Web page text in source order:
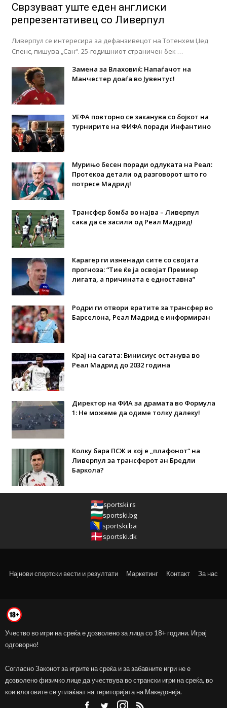
Сврзуваат уште еден англиски
репрезентативец со Ливерпул
Ливерпул се интересира за дефанзивецот на Тотенхем Џед
Спенс, пишува „Сан“. 25-годишниот страничен бек …
Замена за Влаховиќ: Напаѓачот на
Манчестер доаѓа во Јувентус!
УЕФА повторно се заканува со бојкот на
турнирите на ФИФА поради Инфантино
Мурињо бесен поради одлуката на Реал:
Протекоа детали од разговорот што го
потресе Мадрид!
Трансфер бомба во најва – Ливерпул
сака да се засили од Реал Мадрид!
Карагер ги изненади сите со својата
прогноза: “Тие ќе ја освојат Премиер
лигата, а причината е едноставна”
Родри ги отвори вратите за трансфер во
Барселона, Реал Мадрид е информиран
Крај на сагата: Винисиус останува во
Реал Мадрид до 2032 година
Директор на ФИА за драмата во Формула
1: Не можеме да одиме толку далеку!
Колку бара ПСЖ и кој е „плафонот“ на
Ливерпул за трансферот ан Бредли
Баркола?
sportski.rs
sportski.bg
sportski.ba
sportski.dk
Најнови спортски вести и резултати Маркетинг Контакт За нас
Учество во игри на среќа е дозволено за лица со 18+ години. Играј
одговорно!
Согласно Законот за игрите на среќа и за забавните игри не е
дозволено физичко лице да учествува во странски игри на среќа, во
кои влоговите се уплаќаат на територијата на Македонија.